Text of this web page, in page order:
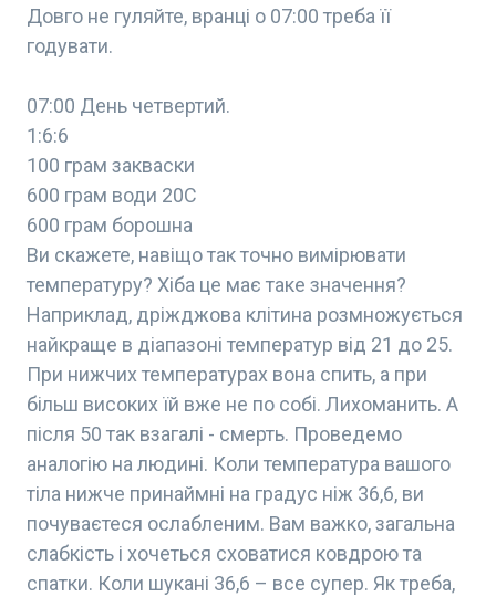
Довго не гуляйте, вранці о 07:00 треба її
годувати.
07:00 День четвертий.
1:6:6
100 грам закваски
600 грам води 20С
600 грам борошна
Ви скажете, навіщо так точно вимірювати
температуру? Хіба це має таке значення?
Наприклад, дріжджова клітина розмножується
найкраще в діапазоні температур від 21 до 25.
При нижчих температурах вона спить, а при
більш високих їй вже не по собі. Лихоманить. А
після 50 так взагалі - смерть. Проведемо
аналогію на людині. Коли температура вашого
тіла нижче принаймні на градус ніж 36,6, ви
почуваєтеся ослабленим. Вам важко, загальна
слабкість і хочеться сховатися ковдрою та
спатки. Коли шукані 36,6 – все супер. Як треба,